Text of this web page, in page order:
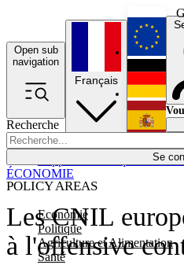
Open sub
navigation
Recherche
Se
POLICY AREAS
Economie
Politique
Agriculture et Alimentation
Santé
Français
Les CNIL
à l'offensive
ÉCONOMIE